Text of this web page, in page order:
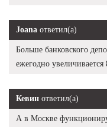
Joana ответил(а)
Больше банковского
ежегодно
Кевин ответил(а)
А в Москве